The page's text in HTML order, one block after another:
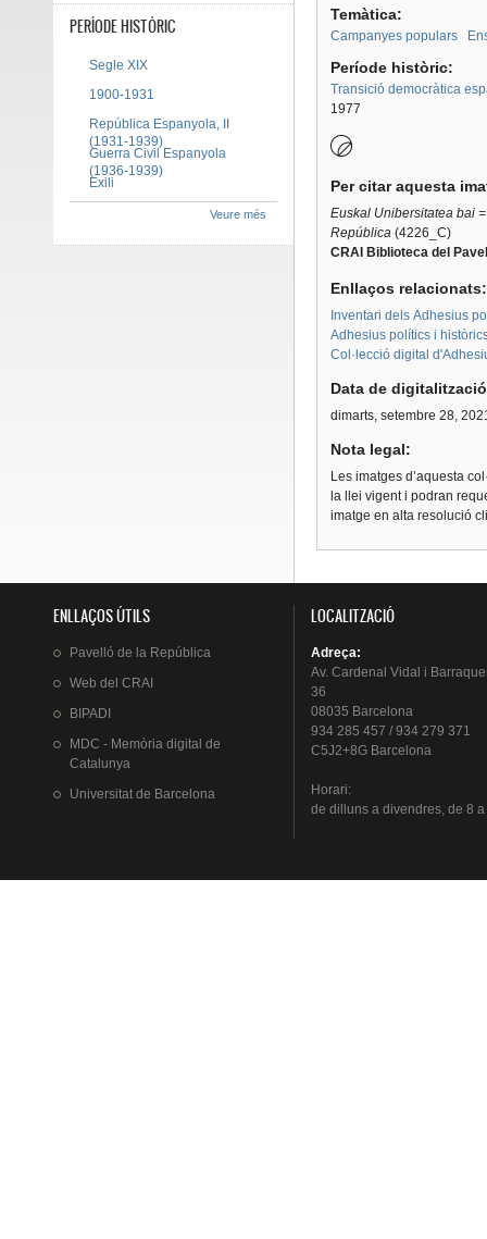
Temàtica:
Campanyes populars
Període històric:
Transició democràtica
1977
Per citar aquesta
Euskal Unibersitatea bai
República(4226_C)
CRAI Biblioteca del
Enllaços
Inventari dels Adhesius
Adhesius polítics i
Col·lecció digital
Data de
dimarts, setembre 28,
Nota legal:
Les imatges d’aquesta
la llei vigent i podran
imatge en alta resolució
PERÍODE HISTÒRIC
Segle XIX
1900-1931
República Espanyola, II
(1931-1939)
Guerra Civil Espanyola
(1936-1939)
Exili
Veure més
ENLLAÇOS ÚTILS
Pavelló de la República
Web del CRAI
BIPADI
MDC - Memòria digital de
Catalunya
Universitat de Barcelona
LOCALITZACIÓ
Adreça:
Av. Cardenal Vidal i
36
08035 Barcelona
934 285 457 / 934 279 371
C5J2+8G Barcelona
Horari:
de dillunsa divendres, de 8